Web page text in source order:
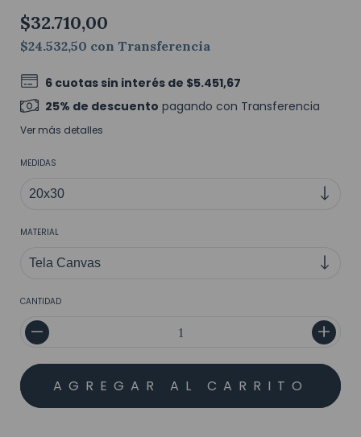
$32.710,00
$24.532,50 con Transferencia
6 cuotas sin interés de $5.451,67
25% de descuento pagando con Transferencia
Ver más detalles
MEDIDAS
MATERIAL
CANTIDAD